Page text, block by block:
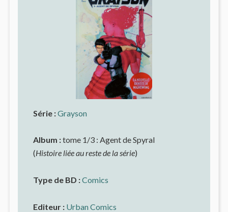
Série :Grayson
Album :tome 1/3 : Agent de Spyral
(Histoire liée au reste de la série)
Type de BD :Comics
Editeur : Urban Comics